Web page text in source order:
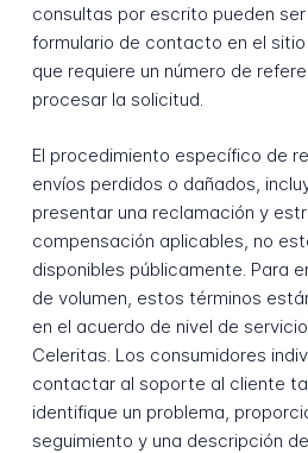
consultas por escrito pueden
formulario de contacto en el
que requiere un número de
procesar la solicitud.
El procedimiento específico de
envíos perdidos o dañados,
presentar una reclamación y
compensación aplicables, no
disponibles públicamente. Para
de volumen, estos términos
en el acuerdo de nivel de
Celeritas. Los consumidores
contactar al soporte al cliente
identifique un problema,
seguimiento y una descripción